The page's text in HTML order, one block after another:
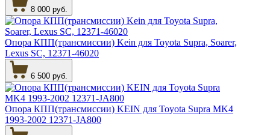
8 000 руб.
Опора КПП(трансмиссии) Kein для Toyota Supra, Soarer,
Lexus SC, 12371-46020
6 500 руб.
Опора КПП(трансмиссии) KEIN для Toyota Supra MK4
1993-2002 12371-JA800